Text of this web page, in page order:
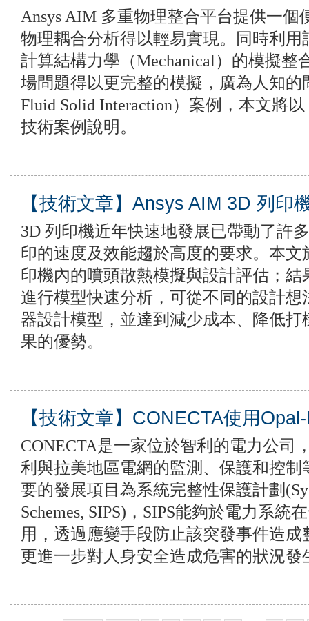
Ansys AIM 多重物理整合平台提供一個
物理耦合分析得以輕易實現。同時利用
計算結構力學（Mechanical）的模擬整
場問題得以更完整的模擬，廣為人知的
Fluid Solid Interaction）案例，本文將
技術案例說明。
【技術文章】Ansys AIM 3D 列印
3D 列印機近年快速地發展已帶動了許
印的速度及效能趨於高度的要求。本文
印機內的噴頭散熱模擬與設計評估；結
進行模型快速分析，可從不同的設計
器設計模型，並達到減少成本、降低
果的優勢。
【技術文章】CONECTA使用
CONECTA是一家位於智利的電力公司
利與拉美地區電網的監測、保護和控
要的發展項目為系統完整性保護計劃
Schemes, SIPS)，SIPS能夠於電力系統
用，透過應變手段防止該突發事件造
更進一步對人身安全造成危害的狀況發